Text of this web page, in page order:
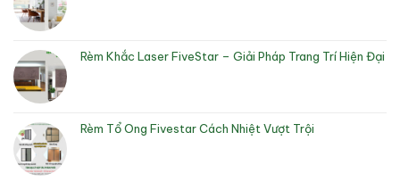
Rèm Khắc Laser FiveStar – Giải Pháp Trang Trí Hiện Đại
Rèm Tổ Ong Fivestar Cách Nhiệt Vượt Trội